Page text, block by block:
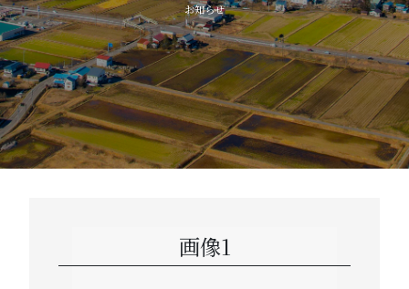
高齢
お知らせ
画像1